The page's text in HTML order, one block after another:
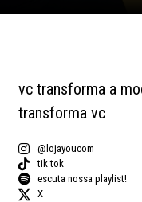
vc transforma a
transforma vc
@lojayoucom
tik tok
escuta nossa playlist!
X